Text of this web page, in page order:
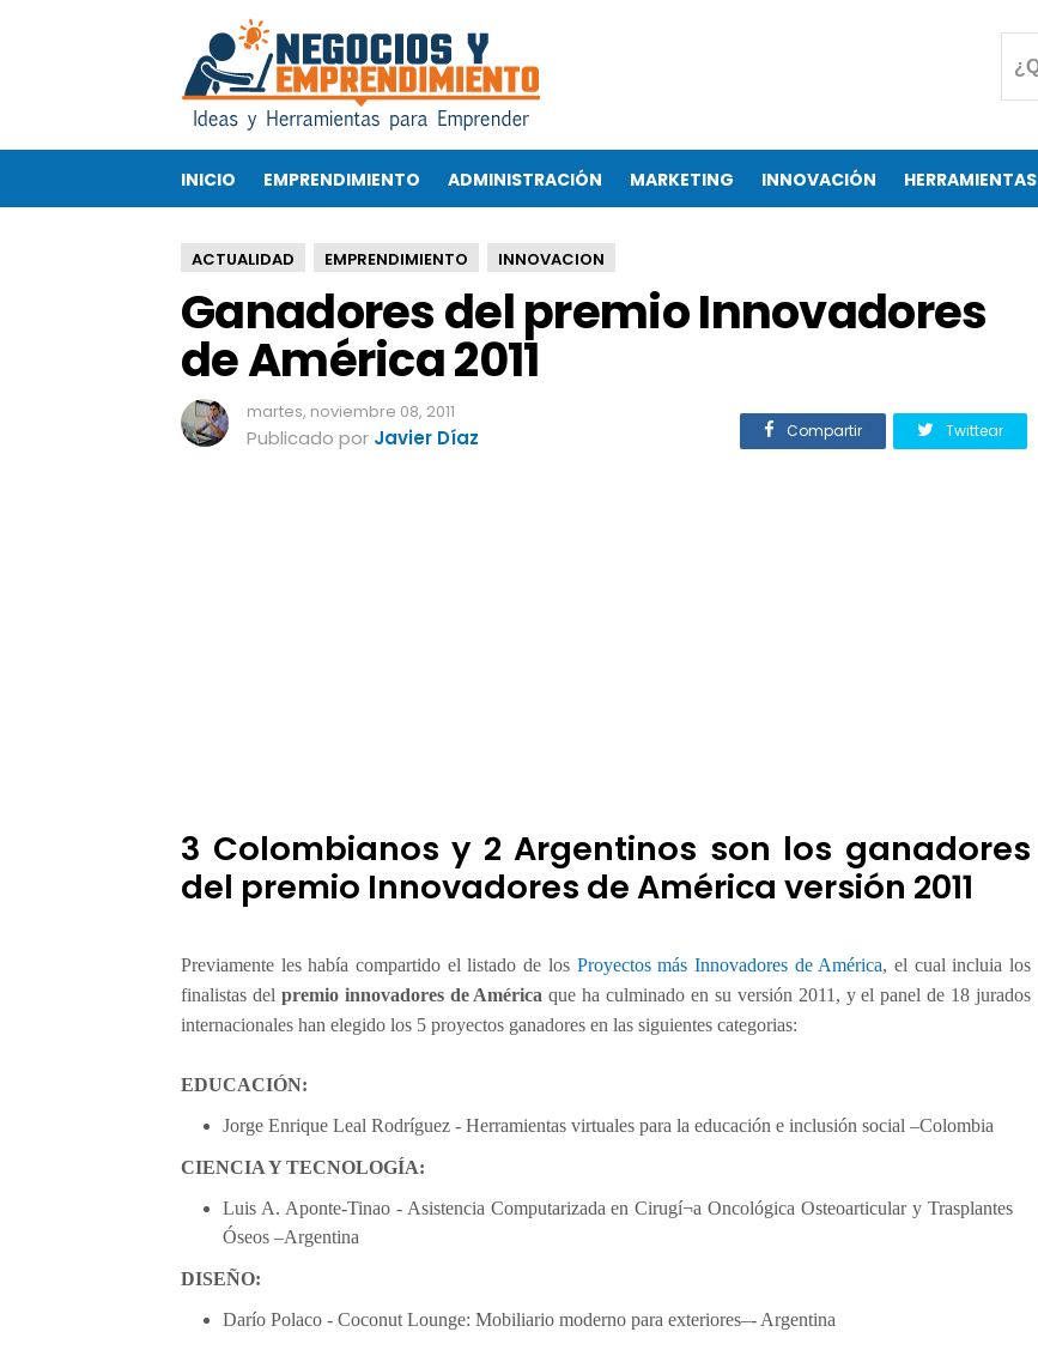
n
r
e
s
d
e
l
p
r
e
m
A
é
i
c
a
2
1
INICIO EMPRENDIMIENTO ADMINISTRACIÓN MARKETING INNOVACIÓN HERRAMIENTAS
ACTUALIDAD EMPRENDIMIENTO INNOVACION
Ganadores del premio Innovadores
de América 2011
martes, noviembre 08, 2011
Publicado por Javier Díaz Compartir Twittear
3 Colombianos y 2 Argentinos son los ganadores
del premio Innovadores de América versión 2011
Previamente les había compartido el listado de los Proyectos más Innovadores de América, el cual incluia los
finalistas del premio innovadores de América que ha culminado en su versión 2011, y el panel de 18 jurados
internacionales han elegido los 5 proyectos ganadores en las siguientes categorias:
EDUCACIÓN:
Jorge Enrique Leal Rodríguez - Herramientas virtuales para la educación e inclusión social –Colombia
CIENCIA Y TECNOLOGÍA:
Luis A. Aponte-Tinao - Asistencia Computarizada en Cirugí¬a Oncológica Osteoarticular y Trasplantes
Óseos –Argentina
DISEÑO:
Darío Polaco - Coconut Lounge: Mobiliario moderno para exteriores–- Argentina